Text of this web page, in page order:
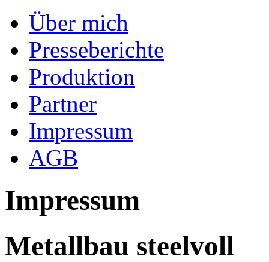
Über mich
Presseberichte
Produktion
Partner
Impressum
AGB
Impressum
Metallbau steelvoll